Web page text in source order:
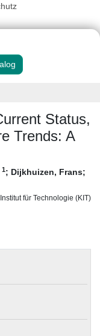
Status,
Trends: A
1; Dijkhuizen, Frans;
für Technologie (KIT)